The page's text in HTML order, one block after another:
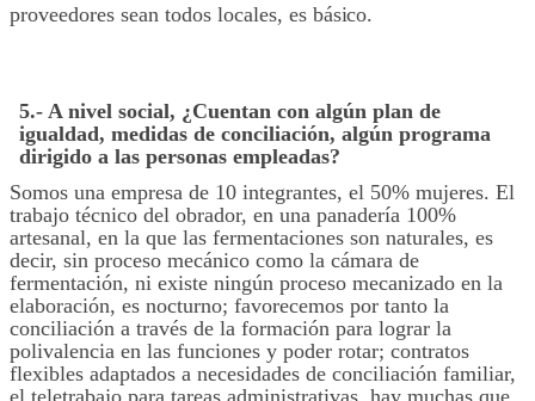
proveedores sean todos locales, es básico.
5.- A nivel social, ¿Cuentan con algún plan de
igualdad, medidas de conciliación, algún programa
dirigido a las personas empleadas?
Somos una empresa de 10 integrantes, el 50% mujeres. El
trabajo técnico del obrador, en una panadería 100%
artesanal, en la que las fermentaciones son naturales, es
decir, sin proceso mecánico como la cámara de
fermentación, ni existe ningún proceso mecanizado en la
elaboración, es nocturno; favorecemos por tanto la
conciliación a través de la formación para lograr la
polivalencia en las funciones y poder rotar; contratos
flexibles adaptados a necesidades de conciliación familiar,
el teletrabajo para tareas administrativas, hay muchas que